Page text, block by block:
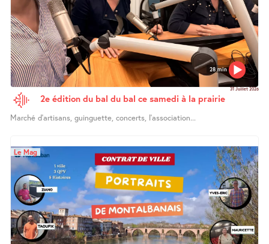
28 min
31 Juillet 2026
2e édition du bal du bal ce samedi à la prairie
Marché d’artisans, guinguette, concerts, l’association...
Le Mag